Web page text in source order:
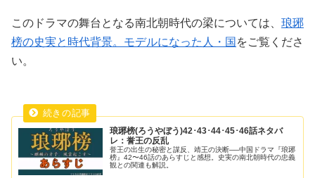
このドラマの舞台となる南北朝時代の梁については、 琅琊
榜の史実と時代背景。モデルになった人・国 をご覧くださ
い。
琅琊榜(ろうやぼう)42･43･44･45･46話ネタバ
レ：誉王の反乱
誉王の出生の秘密と謀反、靖王の決断──中国ドラマ『琅琊
榜』42〜46話のあらすじと感想。史実の南北朝時代の忠義
観との関連も解説。